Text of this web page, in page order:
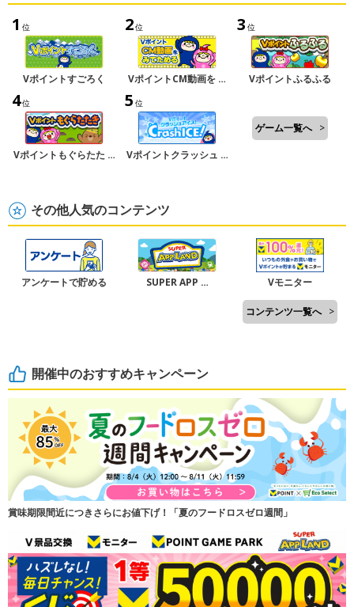
1 位
Vポイントすごろく
2位
VポイントCM動画を …
3 位
Vポイントふるふる
4位
Vポイントもぐらたた …
5 位
Vポイントクラッシュ …
ゲーム一覧へ >
その他人気のコンテンツ
アンケートで貯める SUPER APP … Vモニター
コンテンツ一覧へ >
開催中のおすすめキャンペーン
賞味期限間近につきさらにお値下げ！「夏のフードロスゼロ週間」